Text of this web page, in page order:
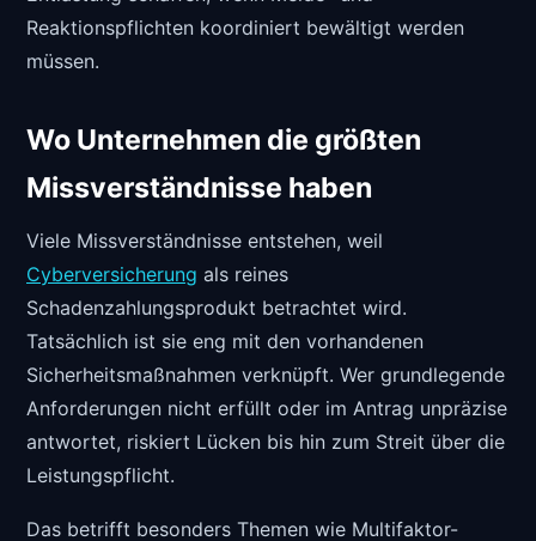
Reaktionspflichten koordiniert bewältigt werden
müssen.
Wo Unternehmen die größten
Missverständnisse haben
Viele Missverständnisse entstehen, weil
Cyberversicherung als reines
Schadenzahlungsprodukt betrachtet wird.
Tatsächlich ist sie eng mit den vorhandenen
Sicherheitsmaßnahmen verknüpft. Wer grundlegende
Anforderungen nicht erfüllt oder im Antrag unpräzise
antwortet, riskiert Lücken bis hin zum Streit über die
Leistungspflicht.
Das betrifft besonders Themen wie Multifaktor-